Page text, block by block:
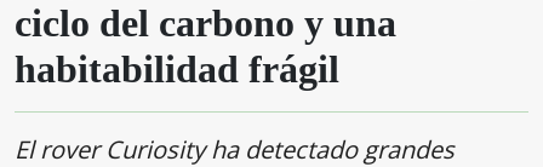
ciclo del carbono y una
habitabilidad frágil
El rover Curiosity ha detectado grandes